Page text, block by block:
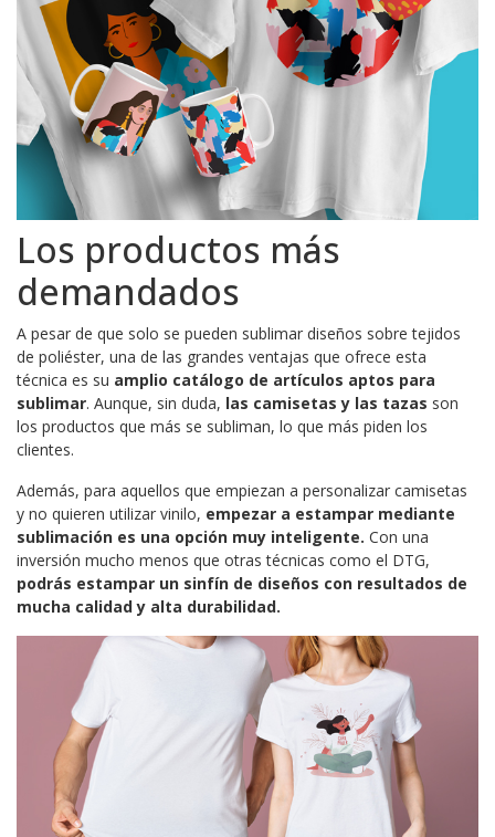
Los productos más
demandados
A pesar de que solo se pueden sublimar diseños sobre tejidos
de poliéster, una de las grandes ventajas que ofrece esta
técnica es su amplio catálogo de artículos aptos para
sublimar. Aunque, sin duda, las camisetas y las tazas son
los productos que más se subliman, lo que más piden los
clientes.
Además, para aquellos que empiezan a personalizar camisetas
y no quieren utilizar vinilo, empezar a estampar mediante
sublimación es una opción muy inteligente. Con una
inversión mucho menos que otras técnicas como el DTG,
podrás estampar un sinfín de diseños con resultados de
mucha calidad y alta durabilidad.